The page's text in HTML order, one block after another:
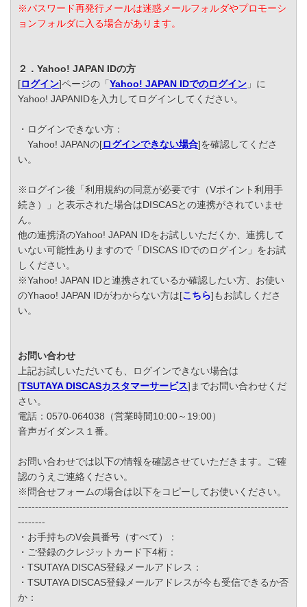
※パスワード再発行メールは迷惑メールフォルダやプロモーシ
ョンフォルダに入る場合があります。
２．Yahoo! JAPAN IDの方
[ログイン]ページの「 Yahoo! JAPAN IDでのログイン 」に
Yahoo! JAPANIDを入力してログインしてください。
・ログインできない方：
Yahoo! JAPANの[ログインできない場合]を確認してくださ
い。
※ログイン後「利用規約の同意が必要です（Vポイント利用手
続き）」と表示された場合はDISCASとの連携がされていませ
ん。
他の連携済のYahoo! JAPAN IDをお試しいただくか、連携して
いない可能性ありますので「DISCAS IDでのログイン」をお試
しください。
※Yahoo! JAPAN IDと連携されているか確認したい方、お使い
のYhaoo! JAPAN IDがわからない方は[こちら]もお試しくださ
い。
お問い合わせ
上記お試しいただいても、ログインできない場合は
[TSUTAYA DISCASカスタマーサービス]までお問い合わせくだ
さい。
電話：0570-064038（営業時間10:00～19:00）
音声ガイダンス１番。
お問い合わせでは以下の情報を確認させていただきます。ご確
認のうえご連絡ください。
※問合せフォームの場合は以下をコピーしてお使いください。
-------------------------------------------------------------------------------
--------
・お手持ちのV会員番号（すべて）：
・ご登録のクレジットカード下4桁：
・TSUTAYA DISCAS登録メールアドレス：
・TSUTAYA DISCAS登録メールアドレスが今も受信できるか否
か：